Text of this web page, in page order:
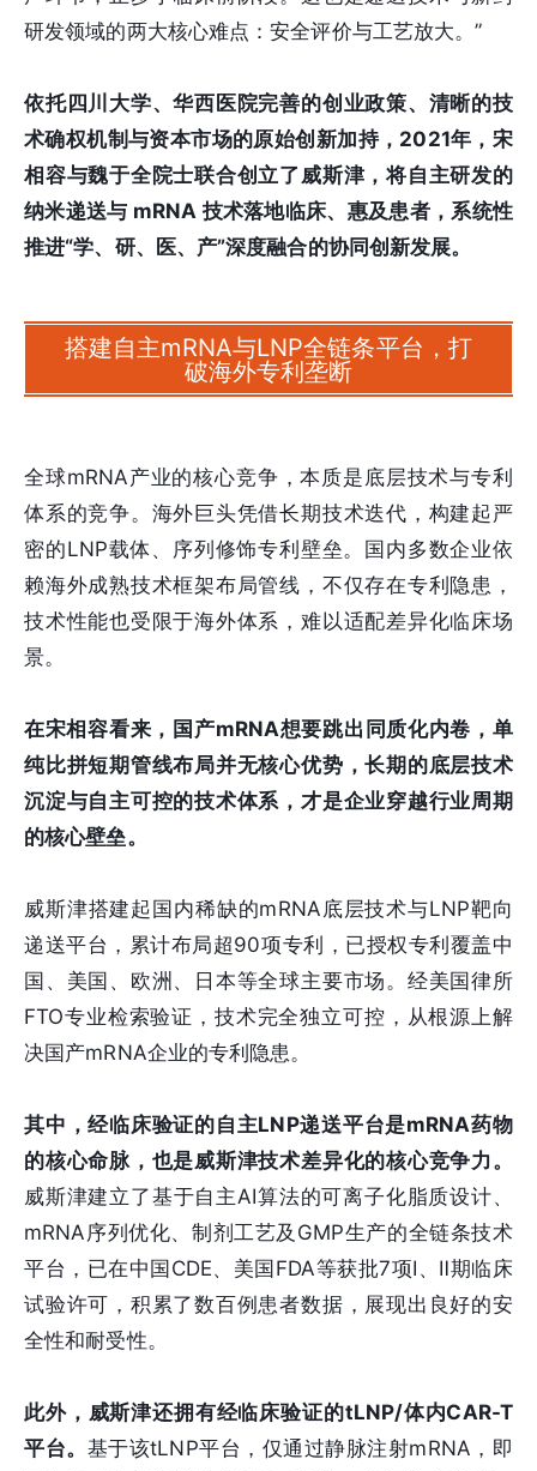
研发领域的两大核心难点：安全评价与工艺放大。”
依托四川大学、华西医院完善的创业政策、清晰的技
术确权机制与资本市场的原始创新加持，2021年，宋
相容与魏于全院士联合创立了威斯津，将自主研发的
纳米递送与 mRNA 技术落地临床、惠及患者，系统性
推进“学、研、医、产”深度融合的协同创新发展。
搭建自主mRNA与LNP全链条平台，打
破海外专利垄断
全球mRNA产业的核心竞争，本质是底层技术与专利
体系的竞争。海外巨头凭借长期技术迭代，构建起严
密的LNP载体、序列修饰专利壁垒。国内多数企业依
赖海外成熟技术框架布局管线，不仅存在专利隐患，
技术性能也受限于海外体系，难以适配差异化临床场
景。
在宋相容看来，国产mRNA想要跳出同质化内卷，单
纯比拼短期管线布局并无核心优势，长期的底层技术
沉淀与自主可控的技术体系，才是企业穿越行业周期
的核心壁垒。
威斯津搭建起国内稀缺的mRNA底层技术与LNP靶向
递送平台，累计布局超90项专利，已授权专利覆盖中
国、美国、欧洲、日本等全球主要市场。经美国律所
FTO专业检索验证，技术完全独立可控，从根源上解
决国产mRNA企业的专利隐患。
其中，经临床验证的自主LNP递送平台是mRNA药物
的核心命脉，也是威斯津技术差异化的核心竞争力。
威斯津建立了基于自主AI算法的可离子化脂质设计、
mRNA序列优化、制剂工艺及GMP生产的全链条技术
平台，已在中国CDE、美国FDA等获批7项I、Ⅱ期临床
试验许可，积累了数百例患者数据，展现出良好的安
全性和耐受性。
此外，威斯津还拥有经临床验证的tLNP/体内CAR-T
平台。 基于该tLNP平台，仅通过静脉注射mRNA，即